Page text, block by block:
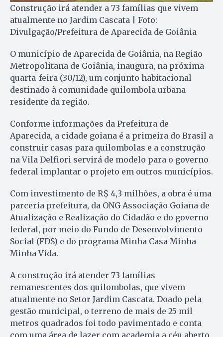
Construção irá atender a 73 famílias que vivem
atualmente no Jardim Cascata | Foto:
Divulgação/Prefeitura de Aparecida de Goiânia
O município de Aparecida de Goiânia, na Região
Metropolitana de Goiânia, inaugura, na próxima
quarta-feira (30/12), um conjunto habitacional
destinado à comunidade quilombola urbana
residente da região.
Conforme informações da Prefeitura de
Aparecida, a cidade goiana é a primeira do Brasil a
construir casas para quilombolas e a construção
na Vila Delfiori servirá de modelo para o governo
federal implantar o projeto em outros municípios.
Com investimento de R$ 4,3 milhões, a obra é uma
parceria prefeitura, da ONG Associação Goiana de
Atualização e Realização do Cidadão e do governo
federal, por meio do Fundo de Desenvolvimento
Social (FDS) e do programa Minha Casa Minha
Minha Vida.
A construção irá atender 73 famílias
remanescentes dos quilombolas, que vivem
atualmente no Setor Jardim Cascata. Doado pela
gestão municipal, o terreno de mais de 25 mil
metros quadrados foi todo pavimentado e conta